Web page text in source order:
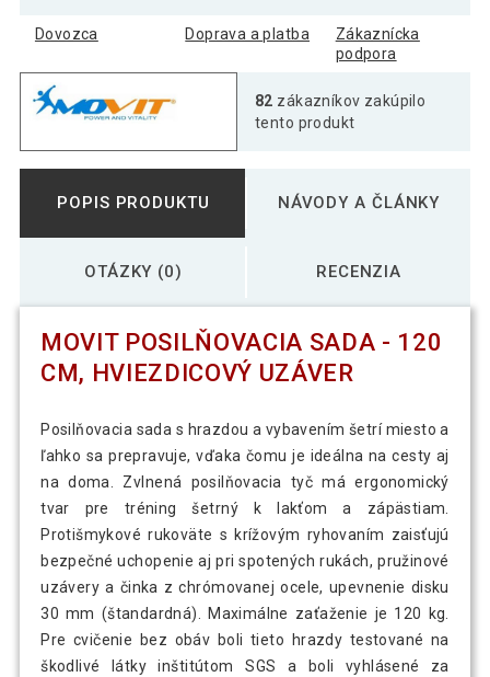
Dovozca Doprava a platba
Zákaznícka
podpora
82 zákazníkov zakúpilo
tento produkt
POPIS PRODUKTU NÁVODY A ČLÁNKY
OTÁZKY (0) RECENZIA
MOVIT POSILŇOVACIA SADA - 120
CM, HVIEZDICOVÝ UZÁVER
Posilňovacia sada s hrazdou a vybavením šetrí miesto a
ľahko sa prepravuje, vďaka čomu je ideálna na cesty aj
na doma. Zvlnená posilňovacia tyč má ergonomický
tvar pre tréning šetrný k lakťom a zápästiam.
Protišmykové rukoväte s krížovým ryhovaním zaisťujú
bezpečné uchopenie aj pri spotených rukách, pružinové
uzávery a činka z chrómovanej ocele, upevnenie disku
30 mm (štandardná). Maximálne zaťaženie je 120 kg.
Pre cvičenie bez obáv boli tieto hrazdy testované na
škodlivé látky inštitútom SGS a boli vyhlásené za